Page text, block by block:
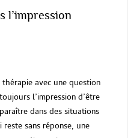
l’impression
avec une question
l’impression d’être
dans des situations
sans réponse, une